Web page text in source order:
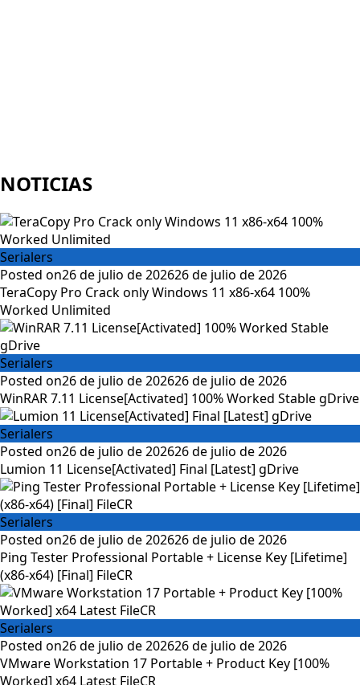
NOTICIAS
Serialers
Posted on26 de julio de 202626 de julio de 2026
TeraCopy Pro Crack only Windows 11 x86-x64 100%
Worked Unlimited
Serialers
Posted on26 de julio de 202626 de julio de 2026
WinRAR 7.11 License[Activated] 100% Worked Stable gDrive
Serialers
Posted on26 de julio de 202626 de julio de 2026
Lumion 11 License[Activated] Final [Latest] gDrive
Serialers
Posted on26 de julio de 202626 de julio de 2026
Ping Tester Professional Portable + License Key [Lifetime]
(x86-x64) [Final] FileCR
Serialers
Posted on26 de julio de 202626 de julio de 2026
VMware Workstation 17 Portable + Product Key [100%
Worked] x64 Latest FileCR